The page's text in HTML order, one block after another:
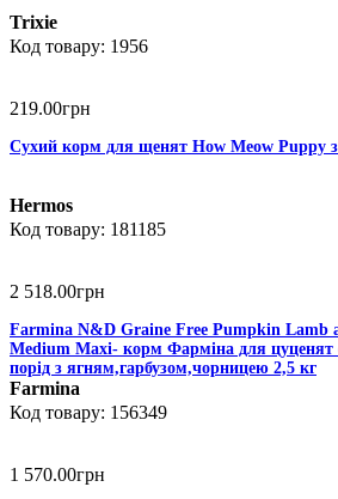
Trixie
1956
219.00грн
Сухий корм для щенят How Meow Puppy
Hermos
181185
2 518.00грн
Farmina N&D Graine Free Pumpkin Lamb
Medium Maxi- корм Фарміна для цуценят
порід з ягням,гарбузом,чорницею 2,5 кг
Farmina
156349
1 570.00грн